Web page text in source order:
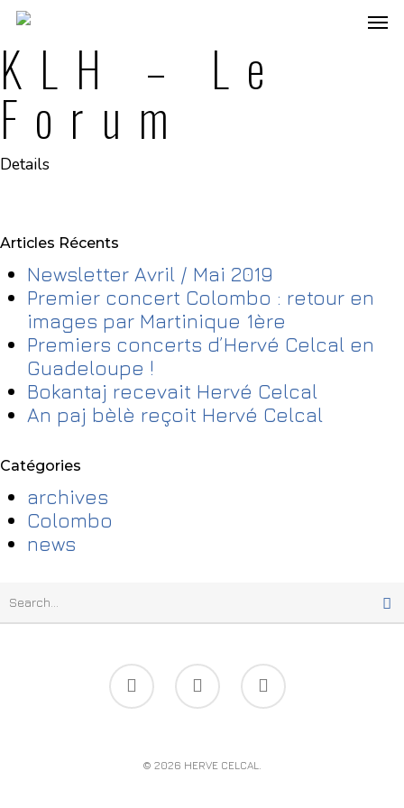
KLH – Le
Forum
Details
Articles Récents
Newsletter Avril / Mai 2019
Premier concert Colombo : retour en
images par Martinique 1ère
Premiers concerts d’Hervé Celcal en
Guadeloupe !
Bokantaj recevait Hervé Celcal
An paj bèlè reçoit Hervé Celcal
Catégories
archives
Colombo
news
© 2026 HERVE CELCAL.